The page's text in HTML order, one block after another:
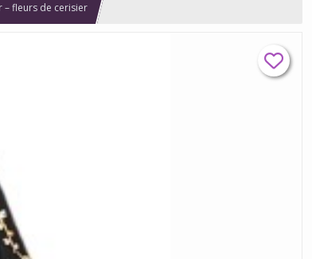
fleurs de cerisier